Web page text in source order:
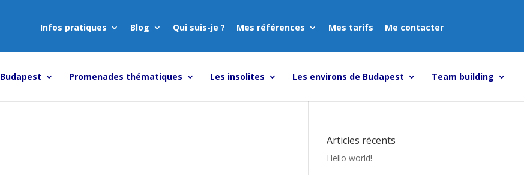
Infos pratiques
Blog Qui suis-je ? Mes références Mes tarifs Me contacter
Budapest Promenades thématiques Les insolites Les environs de Budapest Team building
Articles récents
Hello world!